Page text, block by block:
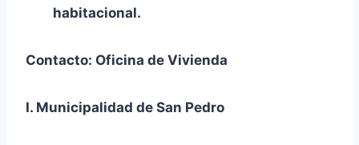
habitacional.
Contacto: Oficina de Vivienda
I. Municipalidad de San Pedro